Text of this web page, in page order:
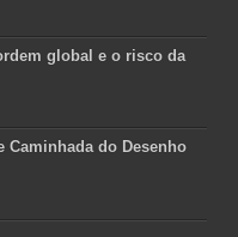
global e o risco da
Caminhada do Desenho